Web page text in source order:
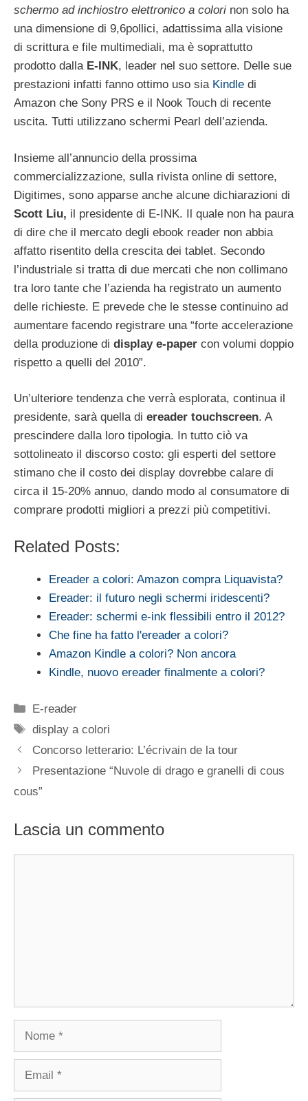
schermo ad inchiostro elettronico a colori non solo ha
una dimensione di 9,6pollici, adattissima alla visione
di scrittura e file multimediali, ma è soprattutto
prodotto dalla E-INK, leader nel suo settore. Delle sue
prestazioni infatti fanno ottimo uso sia Kindle di
Amazon che Sony PRS e il Nook Touch di recente
uscita. Tutti utilizzano schermi Pearl dell’azienda.
Insieme all’annuncio della prossima
commercializzazione, sulla rivista online di settore,
Digitimes, sono apparse anche alcune dichiarazioni di
Scott Liu, il presidente di E-INK. Il quale non ha paura
di dire che il mercato degli ebook reader non abbia
affatto risentito della crescita dei tablet. Secondo
l’industriale si tratta di due mercati che non collimano
tra loro tante che l’azienda ha registrato un aumento
delle richieste. E prevede che le stesse continuino ad
aumentare facendo registrare una “forte accelerazione
della produzione di display e-paper con volumi doppio
rispetto a quelli del 2010”.
Un’ulteriore tendenza che verrà esplorata, continua il
presidente, sarà quella di ereader touchscreen. A
prescindere dalla loro tipologia. In tutto ciò va
sottolineato il discorso costo: gli esperti del settore
stimano che il costo dei display dovrebbe calare di
circa il 15-20% annuo, dando modo al consumatore di
comprare prodotti migliori a prezzi più competitivi.
Related Posts:
Ereader a colori: Amazon compra Liquavista?
Ereader: il futuro negli schermi iridescenti?
Ereader: schermi e-ink flessibili entro il 2012?
Che fine ha fatto l'ereader a colori?
Amazon Kindle a colori? Non ancora
Kindle, nuovo ereader finalmente a colori?
Categorie
E-reader
Tag
display a colori
Concorso letterario: L’écrivain de la tour
Presentazione “Nuvole di drago e granelli di cous
cous”
Lascia un commento